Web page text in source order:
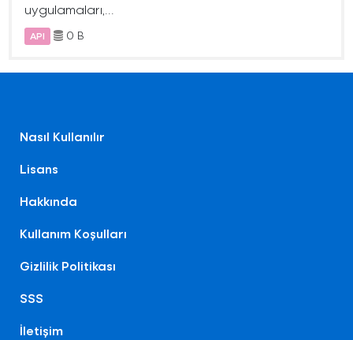
uygulamaları,...
API 0 B
Nasıl Kullanılır
Lisans
Hakkında
Kullanım Koşulları
Gizlilik Politikası
SSS
İletişim